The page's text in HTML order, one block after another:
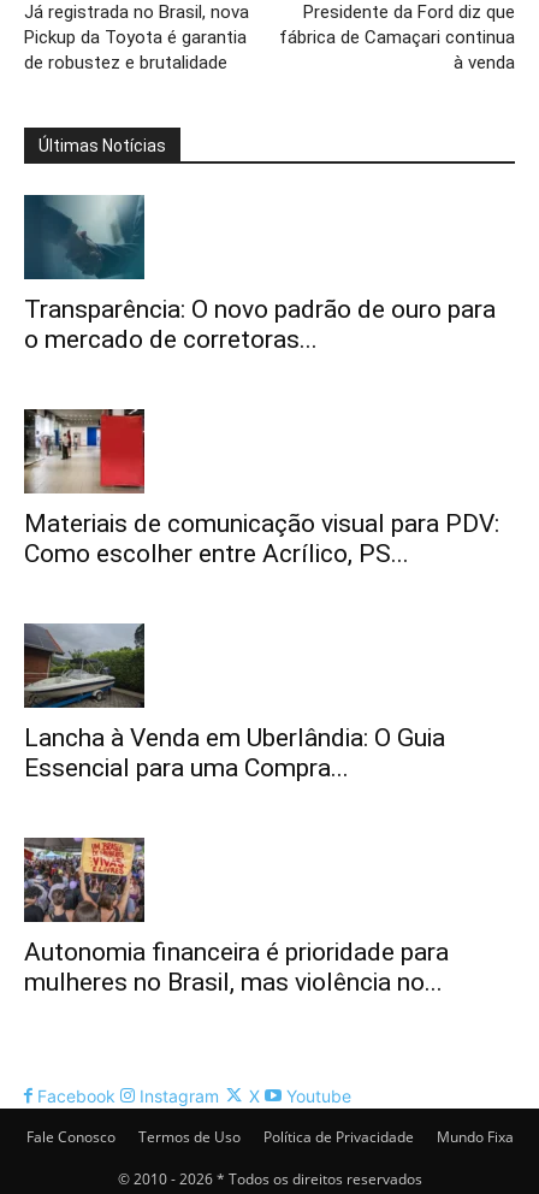
Já registrada no Brasil, nova
Pickup da Toyota é garantia
de robustez e brutalidade
Presidente da Ford diz que
fábrica de Camaçari continua
à venda
Últimas Notícias
Transparência: O novo padrão de ouro para
o mercado de corretoras...
Materiais de comunicação visual para PDV:
Como escolher entre Acrílico, PS...
Lancha à Venda em Uberlândia: O Guia
Essencial para uma Compra...
Autonomia financeira é prioridade para
mulheres no Brasil, mas violência no...
Facebook Instagram X
Youtube
Fale Conosco
Termos de Uso Política de Privacidade Mundo Fixa
© 2010 - 2026 * Todos os direitos reservados